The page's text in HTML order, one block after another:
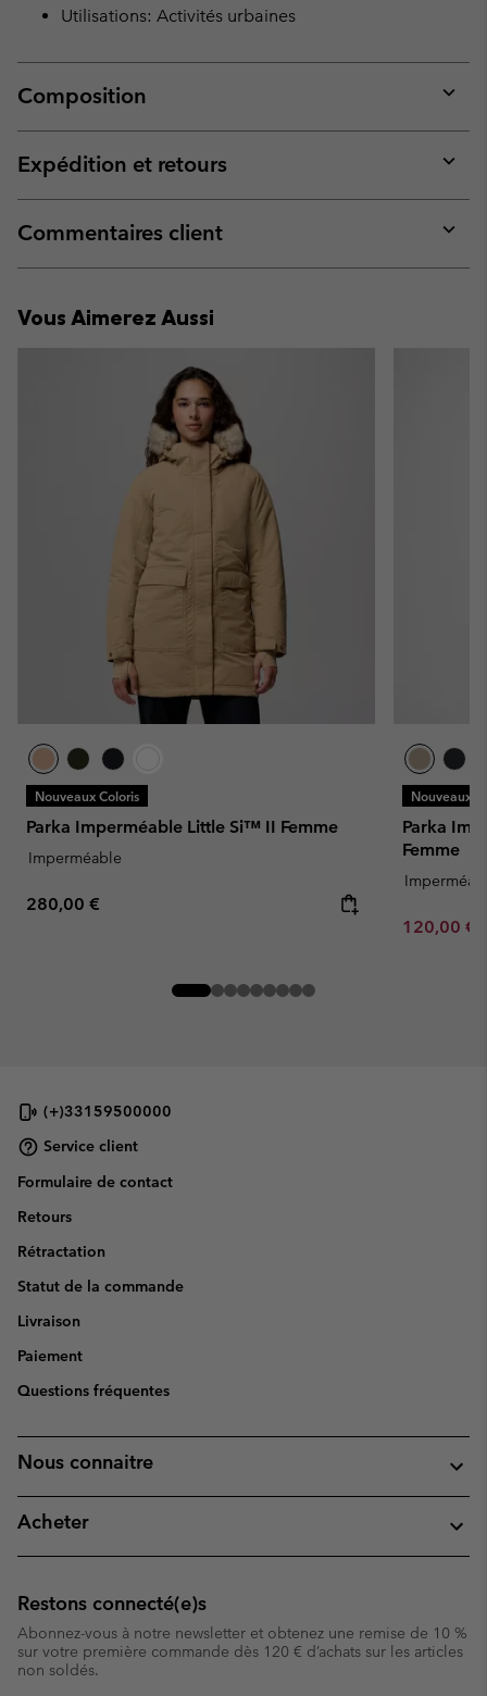
Utilisations: Activités urbaines
Composition
or
Expédition et retours
or
Commentaires client
or
Vous Aimerez Aussi
Nouveaux Coloris
Parka Imperméable Little Si™ II Femme
Imperméable
Regular price:
280,00 €
Nouveaux
Parka
Femme
Minimum
120,00 €
(+)33159500000
Service client
Formulaire de contact
Retours
Rétractation
Statut de la commande
Livraison
Paiement
Questions fréquentes
Nous connaitre
Acheter
Restons connecté(e)s
Abonnez-vous à notre newsletter et obtenez une remise de 10 %
sur votre première commande dès 120 € d’achats sur les articles
non soldés.